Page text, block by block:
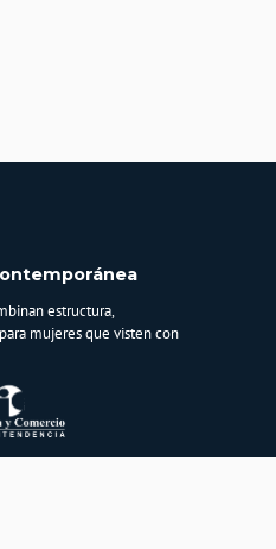
estructura,
mujeres que visten con